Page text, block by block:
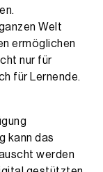
Welt
ermöglichen
nur für
für Lernende.
kann das
werden